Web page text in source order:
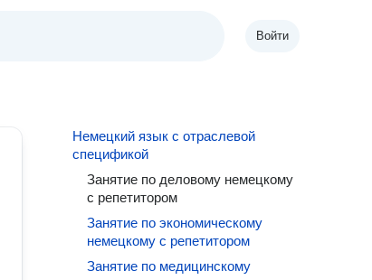
Войти
Немецкий язык с отраслевой
спецификой
Занятие по деловому немецкому
с репетитором
Занятие по экономическому
немецкому с репетитором
Занятие по медицинскому